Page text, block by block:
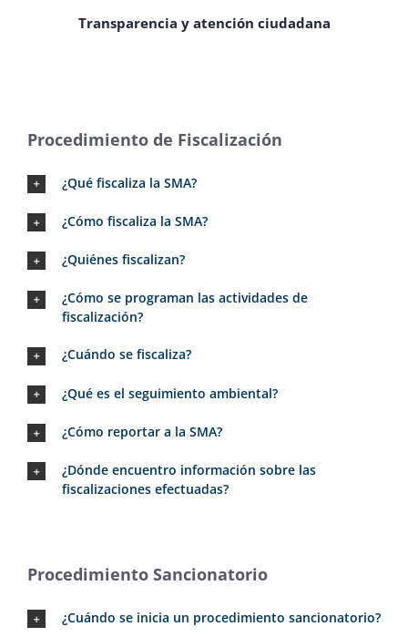
Transparencia y atención ciudadana
Procedimiento de Fiscalización
¿Qué fiscaliza la SMA?
¿Cómo fiscaliza la SMA?
¿Quiénes fiscalizan?
¿Cómo se programan las actividades de
fiscalización?
¿Cuándo se fiscaliza?
¿Qué es el seguimiento ambiental?
¿Cómo reportar a la SMA?
¿Dónde encuentro información sobre las
fiscalizaciones efectuadas?
Procedimiento Sancionatorio
¿Cuándo se inicia un procedimiento sancionatorio?